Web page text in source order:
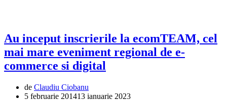
Au inceput inscrierile la ecomTEAM, cel
mai mare eveniment regional de e-
commerce si digital
de Claudiu Ciobanu
5 februarie 201413 ianuarie 2023